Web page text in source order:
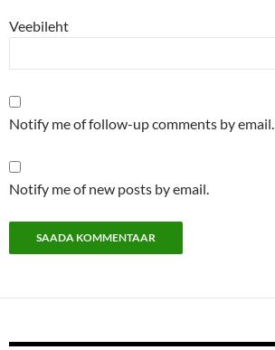
Veebileht
Notify me of follow-up comments by email.
Notify me of new posts by email.